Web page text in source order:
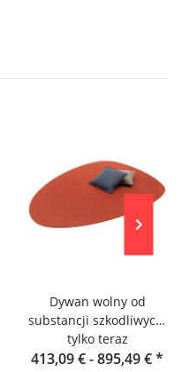
Dywan wolny od
substancji szkodliwych,
Hey-Sign Dywan Stone
tylko teraz
413,09 € -895,49 €*